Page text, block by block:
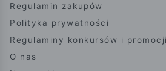
Regulamin zakupów
Polityka prywatności
Regulaminy konkursów i promocji
O nas